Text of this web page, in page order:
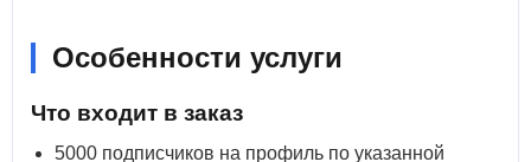
Особенности услуги
Что входит в заказ
5000 подписчиков на профиль по указанной